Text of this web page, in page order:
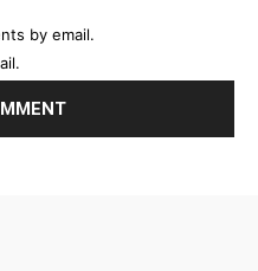
by email.